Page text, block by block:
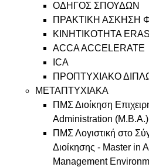
ΟΔΗΓΟΣ ΣΠΟΥΔΩΝ
ΠΡΑΚΤΙΚΗ ΑΣΚΗΣΗ
ΚΙΝΗΤΙΚΟΤΗΤΑ
ACCA ACCELERATE
ICA
ΠΡΟΠΤΥΧΙΑΚΟ
ΜΕΤΑΠΤΥΧΙΑΚΑ
ΠΜΣ Διοίκηση
Administration (M.B.A.)
ΠΜΣ Λογιστική στο
Διοίκησης - Master in
Management